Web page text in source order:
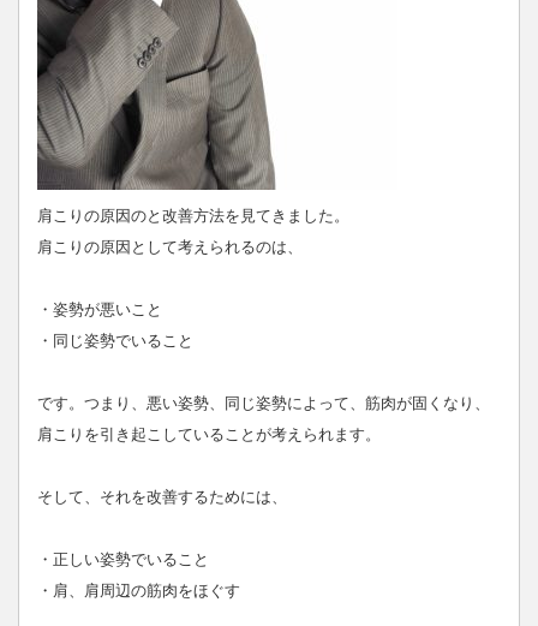
肩こりの原因のと改善方法を見てきました。
肩こりの原因として考えられるのは、
・姿勢が悪いこと
・同じ姿勢でいること
です。つまり、悪い姿勢、同じ姿勢によって、筋肉が固くなり、
肩こりを引き起こしていることが考えられます。
そして、それを改善するためには、
・正しい姿勢でいること
・肩、肩周辺の筋肉をほぐす